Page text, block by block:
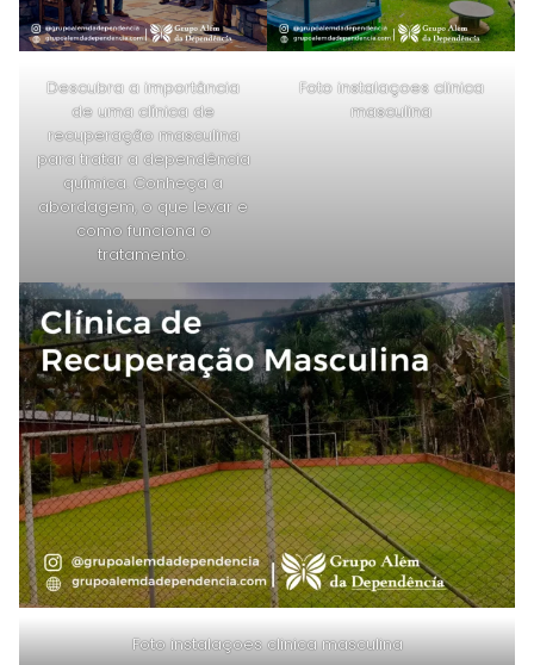
Descubra a importância
de uma clínica de
recuperação masculina
para tratar a dependência
química. Conheça a
abordagem, o que levar e
como funciona o
tratamento.
Foto instalaçoes clinica
masculina
Foto instalaçoes clinica masculina